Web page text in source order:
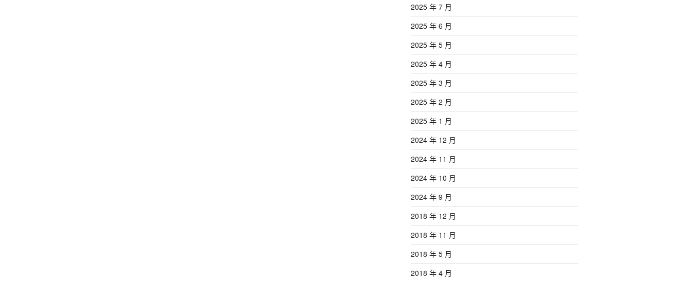
2025 年 7 月
2025 年 6 月
2025 年 5 月
2025 年 4 月
2025 年 3 月
2025 年 2 月
2025 年 1 月
2024 年 12 月
2024 年 11 月
2024 年 10 月
2024 年 9 月
2018 年 12 月
2018 年 11 月
2018 年 5 月
2018 年 4 月